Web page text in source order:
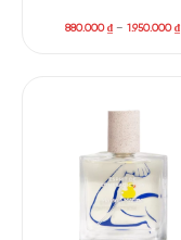
880.000₫ –1.950.000₫